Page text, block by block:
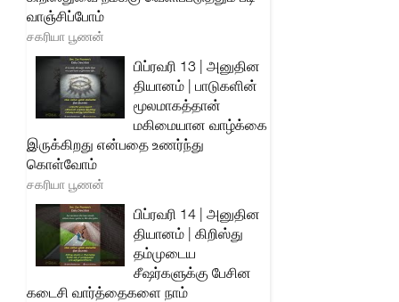
வாஞ்சிப்போம்
சகரியா பூணன்
பிப்ரவரி 13 | அனுதின
தியானம் | பாடுகளின்
மூலமாகத்தான்
மகிமையான வாழ்க்கை
இருக்கிறது என்பதை உணர்ந்து
கொள்வோம்
சகரியா பூணன்
பிப்ரவரி 14 | அனுதின
தியானம் | கிறிஸ்து
தம்முடைய
சீஷர்களுக்கு பேசின
கடைசி வார்த்தைகளை நாம்